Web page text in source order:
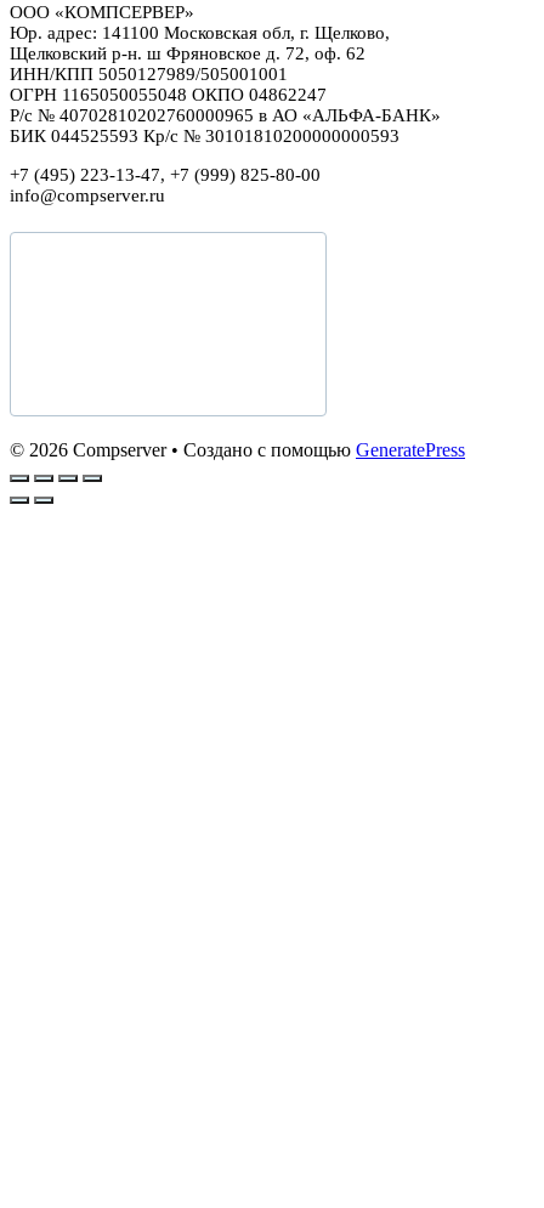
ООО «КОМПСЕРВЕР»
Юр. адрес: 141100 Московская обл, г. Щелково,
Щелковский р-н. ш Фряновское д. 72, оф. 62
ИНН/КПП 5050127989/505001001
ОГРН 1165050055048 ОКПО 04862247
Р/с № 40702810202760000965 в АО «АЛЬФА-БАНК»
БИК 044525593 Кр/с № 30101810200000000593
+7 (495) 223-13-47, +7 (999) 825-80-00
info@compserver.ru
© 2026 Compserver• Создано с помощью GeneratePress